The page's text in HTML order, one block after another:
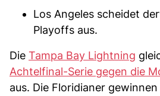
Los Angeles scheidet
Playoffs aus.
Die Tampa Bay Lightning
Achtelfinal-Serie gegen die
aus. Die Floridianer